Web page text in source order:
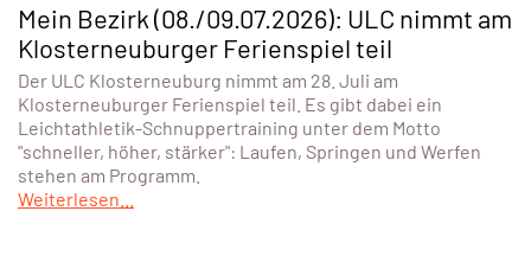
Mein Bezirk (08./09.07.2026): ULC nimmt am
Klosterneuburger Ferienspiel teil
Der ULC Klosterneuburg nimmt am 28. Juli am
Klosterneuburger Ferienspiel teil. Es gibt dabei ein
Leichtathletik-Schnuppertraining unter dem Motto
"schneller, höher, stärker": Laufen, Springen und Werfen
stehen am Programm.
Weiterlesen...